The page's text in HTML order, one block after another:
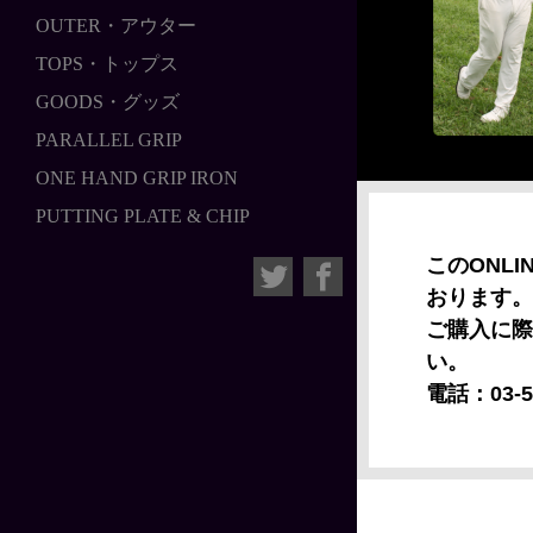
OUTER・アウター
TOPS・トップス
GOODS・グッズ
PARALLEL GRIP
ONE HAND GRIP IRON
PUTTING PLATE & CHIP
この
おります。
ご購入に
い。
電話：